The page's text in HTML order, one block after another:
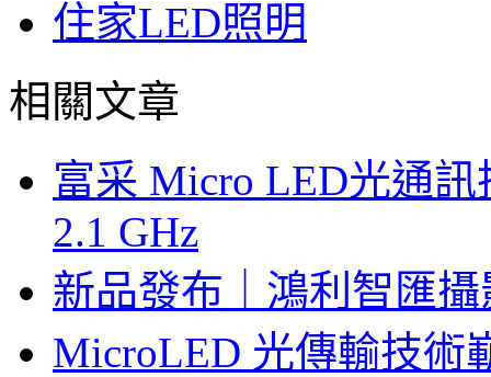
住家LED照明
相關文章
富采 Micro LED光通
2.1 GHz
新品發布｜鴻利智匯
MicroLED 光傳輸技術